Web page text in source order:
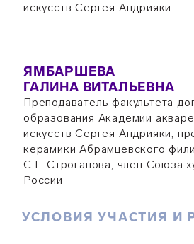
искусств Сергея Андрияки
ЯМБАРШЕВА
ГАЛИНА ВИТАЛЬЕВНА
Преподаватель факультета
образования Академии
искусств Сергея Андрияки,
керамики Абрамцевского
С.Г. Строганова, член Союза
России
УСЛОВИЯ УЧАСТИЯ И